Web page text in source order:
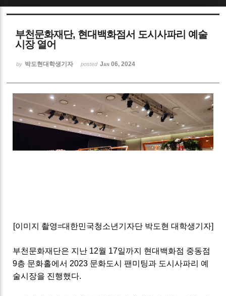
부천문화재단, 현대백화점서 도시사파리 예술
시장 열어
by 박도현대학생기자 posted Jan 06, 2024
[이미지 촬영=대한민국청소년기자단 박도현 대학생기자]
부천문화재단은 지난 12월 17일까지 현대백화점 중동점
9층 문화홀에서 2023 문화도시 팬미팅과 도시사파리 예
술시장을 진행했다.
Sketchbook5, 스케치북5
Sketchbook5, 스케치북5